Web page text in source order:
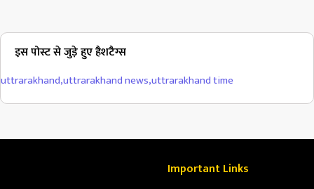
इस पोस्ट से जुड़े हुए हैशटैग्स
uttrarakhand,uttrarakhand news,uttrarakhand time
Important Links